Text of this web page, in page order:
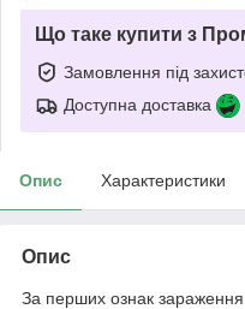
Що таке купити з
Замовлення під
Доступна доставка
Опис Характеристики
Опис
За перших ознак